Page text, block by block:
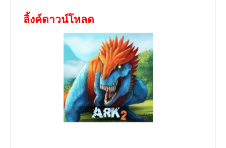
ลิ้งค์ดาวน์โหลด